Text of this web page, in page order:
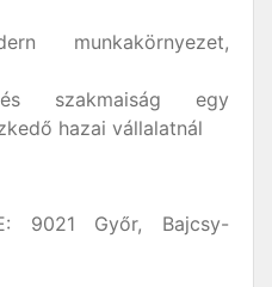
munkakörnyezet,
és szakmaiság egy
hazai vállalatnál
9021 Győr, Bajcsy-